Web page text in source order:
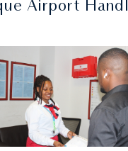
Airport